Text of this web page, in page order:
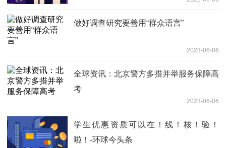
做好调查研究要善用“群众语言”
2023-06-06
全球资讯：北京警方多措并举服务保障高
考
2023-06-06
学生优惠资质可以在！线！核！验！
啦！-环球今头条